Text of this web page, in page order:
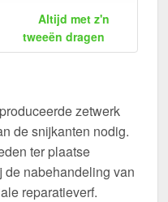
Altijd met z'n
tweeën dragen
zetwerk
de snijkanten nodig.
ter plaatse
de nabehandeling van
reparatieverf.